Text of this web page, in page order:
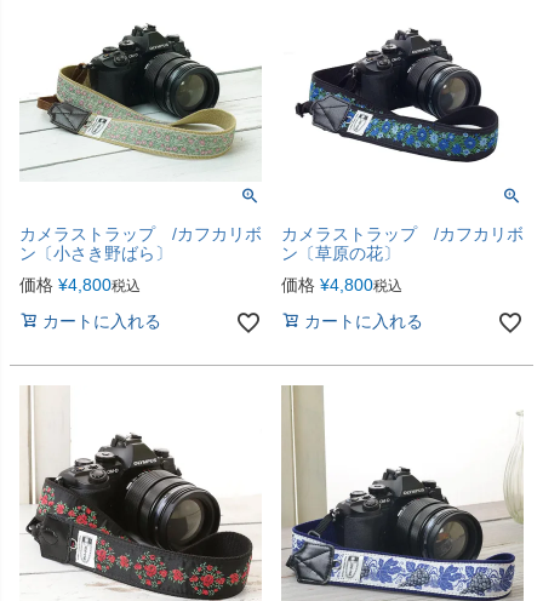
カメラストラップ /カフカリボ
ン〔小さき野ばら〕
価格 ¥4,800税込
カートに入れる
カメラストラップ /カフカリボ
ン〔草原の花〕
価格 ¥4,800税込
カートに入れる